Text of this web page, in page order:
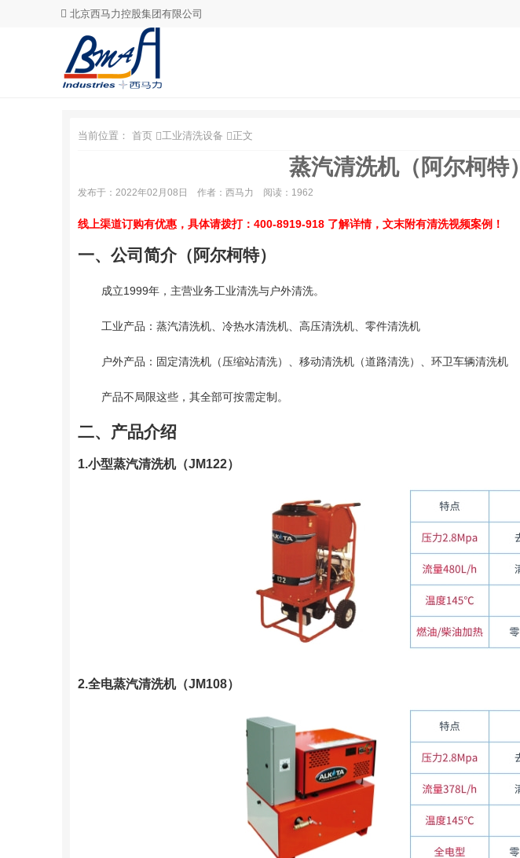
北京西马力控股集团有限公司
当前位置： 首页 工业清洗设备 正文
蒸汽清洗机（阿尔柯特）
发布于：2022年02月08日 作者：西马力 阅读：1962
线上渠道订购有优惠，具体请拨打： 400-8919-918 了解详情，文末附有清洗视频案例！
一、公司简介（阿尔柯特）
成立1999年，主营业务工业清洗与户外清洗。
工业产品：蒸汽清洗机、冷热水清洗机、高压清洗机、零件清洗机
户外产品：固定清洗机（压缩站清洗）、移动清洗机（道路清洗）、环卫车辆清洗机
产品不局限这些，其全部可按需定制。
二、产品介绍
1.小型蒸汽清洗机（JM122）
2.全电蒸汽清洗机（JM108）